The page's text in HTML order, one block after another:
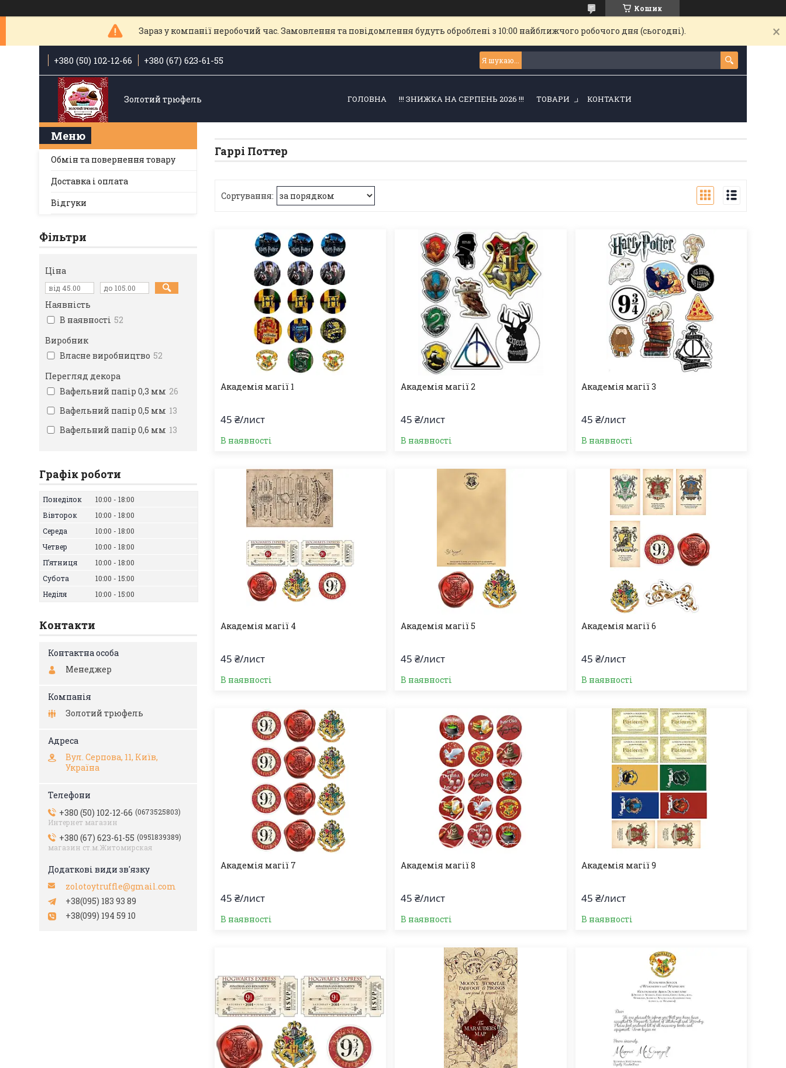
Кошик
Зараз у компанії неробочий час. Замовлення та повідомлення будуть оброблені з 10:00 найближчого робочого дня (сьогодні).
+380 (50) 102-12-66 +380 (67) 623-61-55
Золотий трюфель ГОЛОВНА !!! ЗНИЖКА НА СЕРПЕНЬ 2026 !!! ТОВАРИ КОНТАКТИ
Гаррі Поттер
Академія магії 1
45 ₴/лист
В наявності
Академія магії 2
45 ₴/лист
В наявності
Академія магії 3
45 ₴/лист
В наявності
Академія магії 4
45 ₴/лист
В наявності
Академія магії 5
45 ₴/лист
В наявності
Академія магії 6
45 ₴/лист
В наявності
Академія магії 7
45 ₴/лист
В наявності
Академія магії 8
45 ₴/лист
В наявності
Академія магії 9
45 ₴/лист
В наявності
Обмін та повернення товару
Доставка і оплата
Відгуки
Фільтри
Ціна
Наявність
В наявності 52
Виробник
Власне виробництво 52
Перегляд декора
Вафельний папір 0,3 мм 26
Вафельний папір 0,5 мм 13
Вафельний папір 0,6 мм 13
Графік роботи
Понеділок 10:00
18:00
Вівторок
10:00
18:00
Середа
10:00
18:00
Четвер
10:00
18:00
Пʼятниця
10:00
18:00
Субота
10:00
15:00
Неділя
10:00 15:00
Контакти
Менеджер
Золотий трюфель
Вул. Серпова, 11, Київ,
Україна
+380 (50) 102-12-66 0673525803
Интернет магазин
+380 (67) 623-61-55 0951839389
магазин ст.м.Житомирская
zolotoytruffle@gmail.com
+38(095) 183 93 89
+38(099) 194 59 10